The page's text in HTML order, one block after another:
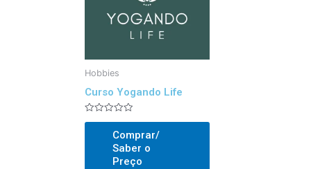
Hobbies
Curso Yogando Life
Avaliado
Comprar/
Saber o
Preço